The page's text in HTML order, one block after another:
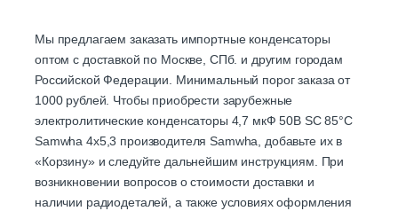
Мы предлагаем заказать импортные конденсаторы
оптом с доставкой по Москве, СПб. и другим городам
Российской Федерации. Минимальный порог заказа от
1000 рублей. Чтобы приобрести зарубежные
электролитические конденсаторы 4,7 мкФ 50В SC 85°C
Samwha 4х5,3 производителя Samwha, добавьте их в
«Корзину» и следуйте дальнейшим инструкциям. При
возникновении вопросов о стоимости доставки и
наличии радиодеталей, а также условиях оформления